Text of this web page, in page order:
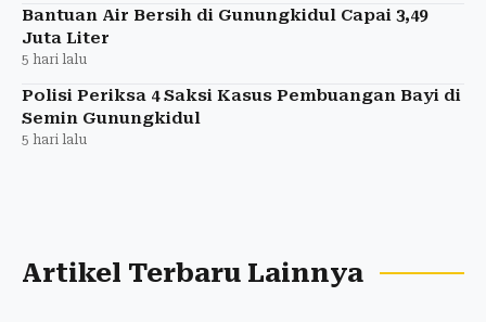
Bantuan Air Bersih di Gunungkidul Capai 3,49
Juta Liter
5 hari lalu
Polisi Periksa 4 Saksi Kasus Pembuangan Bayi di
Semin Gunungkidul
5 hari lalu
Artikel Terbaru Lainnya